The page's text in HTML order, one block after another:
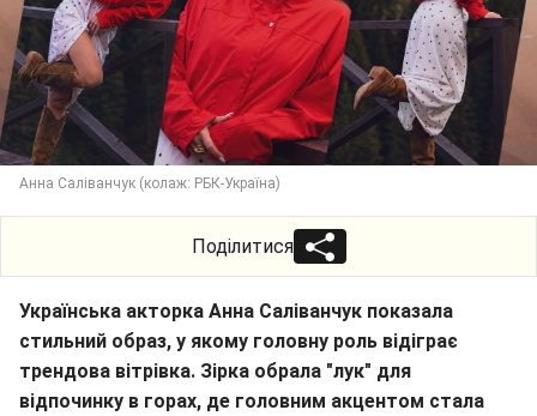
Анна Саліванчук (колаж: РБК-Україна)
Поділитися
Українська акторка Анна Саліванчук показала
стильний образ, у якому головну роль відіграє
трендова вітрівка. Зірка обрала "лук" для
відпочинку в горах, де головним акцентом стала